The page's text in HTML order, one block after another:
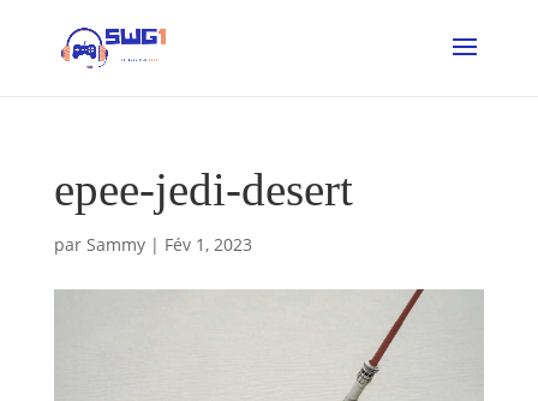
epee-jedi-desert
par Sammy| Fév 1, 2023